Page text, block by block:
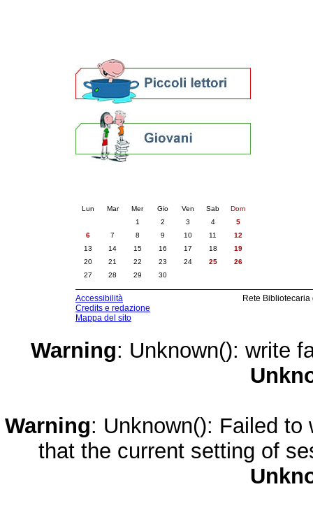
Lun Mar Mer Gio Ven Sab
Dom
1
2 3 4
5
6
7 8 9 10 11
12
13
14 15 16 17 18
19
20
21 22 23 24 25
26
27
28 29 30
Accessibilità
Credits e redazione
Mappa del sito
Rete
Warning: Unknown(): write
Warning: Unknown(): Failed
that the current setting of